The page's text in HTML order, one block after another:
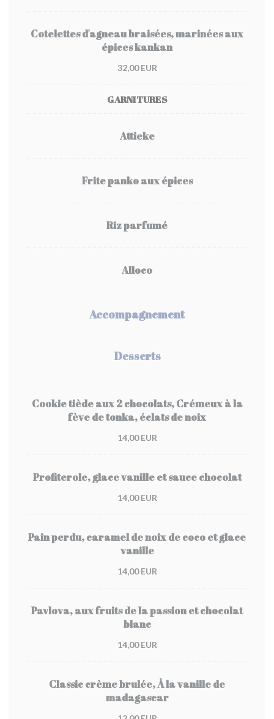
Cotelettes d'agneau braisées, marinées aux
épices kankan
32,00 EUR
GARNITURES
Attieke
Frite panko aux épices
Riz parfumé
Alloco
Accompagnement
Desserts
Cookie tiède aux 2 chocolats, Crémeux à la
fève de tonka, éclats de noix
14,00 EUR
Profiterole, glace vanille et sauce chocolat
14,00 EUR
Pain perdu, caramel de noix de coco et glace
vanille
14,00 EUR
Pavlova, aux fruits de la passion et chocolat
blanc
14,00 EUR
Classic crème brulée, À la vanille de
madagascar